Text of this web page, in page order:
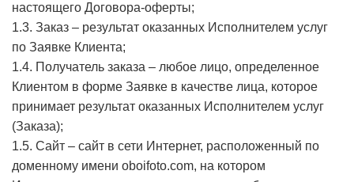
настоящего Договора-оферты;
1.3. Заказ – результат оказанных Исполнителем услуг
по Заявке Клиента;
1.4. Получатель заказа – любое лицо, определенное
Клиентом в форме Заявке в качестве лица, которое
принимает результат оказанных Исполнителем услуг
(Заказа);
1.5. Сайт – сайт в сети Интернет, расположенный по
доменному имени oboifoto.com, на котором